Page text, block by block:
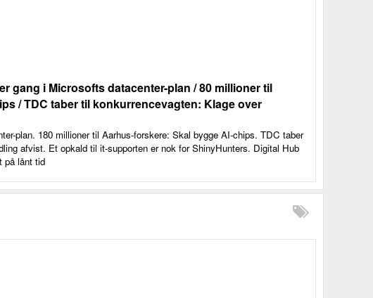
gang i Microsofts datacenter-plan / 80 millioner til
/ TDC taber til konkurrencevagten: Klage over
plan. 180 millioner til Aarhus-forskere: Skal bygge AI-chips. TDC taber
afvist. Et opkald til it-supporten er nok for ShinyHunters. Digital Hub
på lånt tid